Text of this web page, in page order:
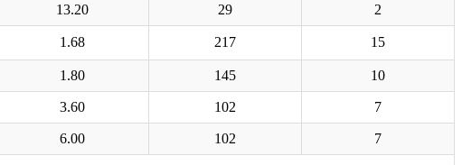
13.20 29 2
1.68 217 15
1.80 145 10
3.60 102 7
6.00 102 7